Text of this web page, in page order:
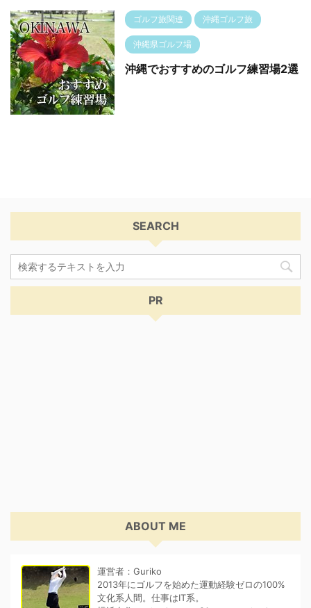
ゴルフ旅関連 沖縄ゴルフ旅
沖縄県ゴルフ場
沖縄でおすすめのゴルフ練習場2選
SEARCH
PR
ABOUT ME
運営者：Guriko
2013年にゴルフを始めた運動経験ゼロの100%
文化系人間。仕事はIT系。